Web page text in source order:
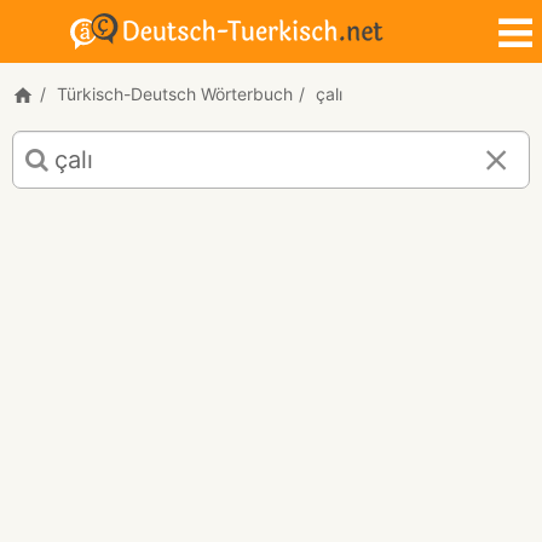
Türkisch-Deutsch Wörterbuch çalı
Türkisch-
Deutsch
Übersetzung